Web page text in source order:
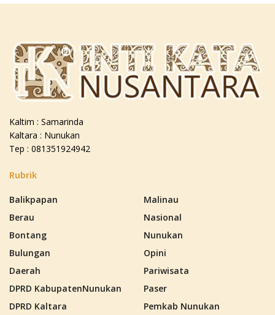
Kaltim : Samarinda
Kaltara : Nunukan
Tep : 081351924942
Rubrik
Balikpapan
Berau
Bontang
Bulungan
Daerah
DPRD KabupatenNunukan
DPRD Kaltara
Malinau
Nasional
Nunukan
Opini
Pariwisata
Paser
Pemkab Nunukan